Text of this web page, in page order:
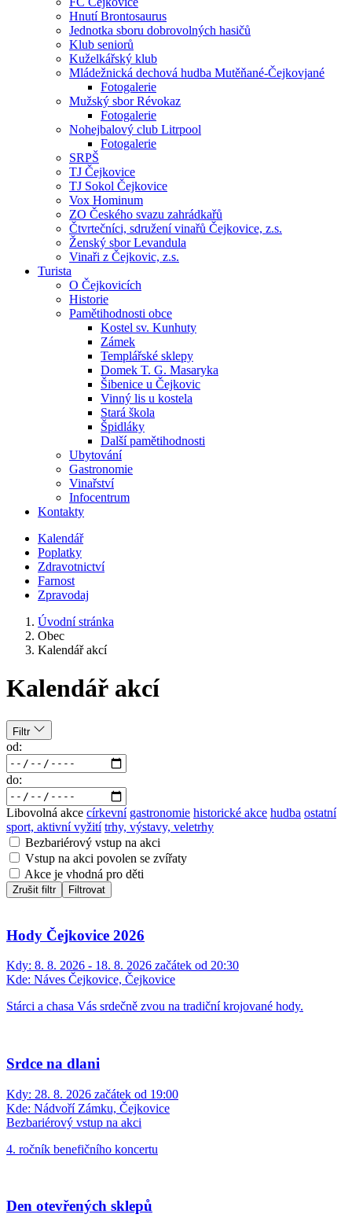
Hnutí Brontosaurus
Jednotka sboru dobrovolných hasičů
Klub seniorů
Kuželkářský klub
Mládežnická dechová hudba Mutěňané-Čejkovjané
Fotogalerie
Mužský sbor Révokaz
Fotogalerie
Nohejbalový club Litrpool
Fotogalerie
SRPŠ
TJ Čejkovice
TJ Sokol Čejkovice
Vox Hominum
ZO Českého svazu zahrádkařů
Čtvrtečníci, sdružení vinařů Čejkovice, z.s.
Ženský sbor Levandula
Vinaři z Čejkovic, z.s.
Turista
O Čejkovicích
Historie
Pamětihodnosti obce
Kostel sv. Kunhuty
Zámek
Templářské sklepy
Domek T. G. Masaryka
Šibenice u Čejkovic
Vinný lis u kostela
Stará škola
Špidláky
Další pamětihodnosti
Ubytování
Gastronomie
Vinařství
Infocentrum
Kontakty
Kalendář
Poplatky
Zdravotnictví
Farnost
Zpravodaj
Úvodní stránka
Obec
Kalendář akcí
Kalendář akcí
Filtr
od:
do:
Libovolná akce církevní gastronomie historické akce hudba ostatní
sport, aktivní vyžití trhy, výstavy, veletrhy
Bezbariérový vstup na akci
Vstup na akci povolen se zvířaty
Akce je vhodná pro děti
Zrušit filtr Filtrovat
Hody Čejkovice 2026
Kdy: 8. 8. 2026 - 18. 8. 2026 začátek od 20:30
Kde: Náves Čejkovice, Čejkovice
Stárci a chasa Vás srdečně zvou na tradiční krojované hody.
Srdce na dlani
Kdy: 28. 8. 2026 začátek od 19:00
Kde: Nádvoří Zámku, Čejkovice
Bezbariérový vstup na akci
4. ročník benefičního koncertu
Den otevřených sklepů